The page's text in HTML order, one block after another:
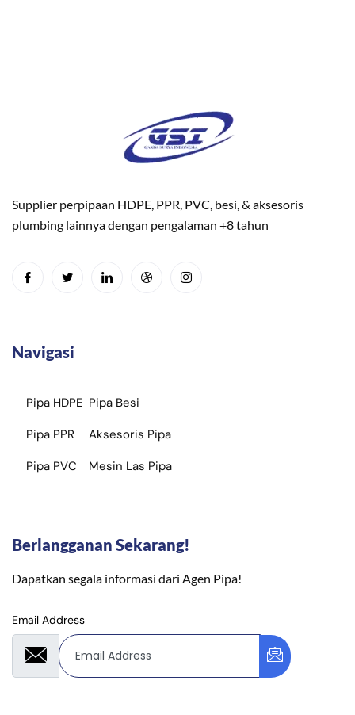
Supplier perpipaan HDPE, PPR, PVC, besi, & aksesoris
plumbing lainnya dengan pengalaman +8 tahun
Navigasi
Pipa HDPE
Pipa PPR
Pipa PVC
Pipa Besi
Aksesoris Pipa
Mesin Las Pipa
Berlangganan Sekarang!
Dapatkan segala informasi dari Agen Pipa!
Email Address